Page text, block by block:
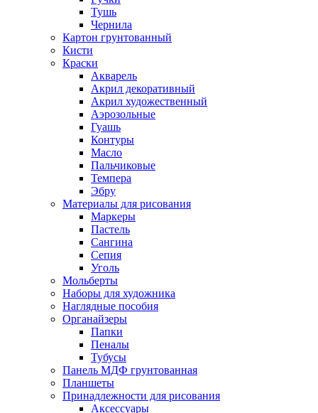
Тушь
Чернила
Картон грунтованный
Кисти
Краски
Акварель
Акрил декоративный
Акрил художественный
Аэрозольные
Гуашь
Контуры
Масло
Пальчиковые
Темпера
Эбру
Материалы для рисования
Маркеры
Пастель
Сангина
Сепия
Уголь
Мольберты
Наборы для художника
Наглядные пособия
Органайзеры
Папки
Пеналы
Тубусы
Панель МДФ грунтованная
Планшеты
Принадлежности для рисования
Аксессуары